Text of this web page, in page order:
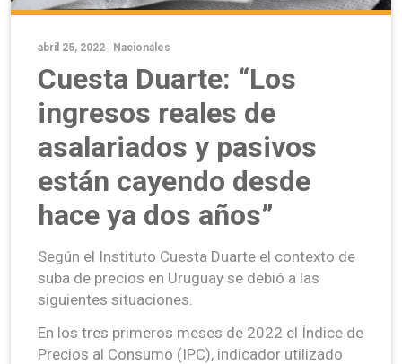
abril 25, 2022 | Nacionales
Cuesta Duarte: “Los
ingresos reales de
asalariados y pasivos
están cayendo desde
hace ya dos años”
Según el Instituto Cuesta Duarte el contexto de
suba de precios en Uruguay se debió a las
siguientes situaciones.
En los tres primeros meses de 2022 el Índice de
Precios al Consumo (IPC), indicador utilizado